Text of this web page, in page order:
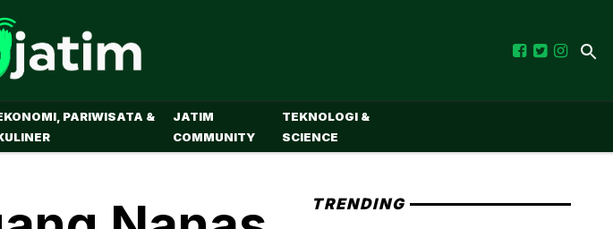
PARIWISATA &
JATIM
COMMUNITY
TEKNOLOGI &
SCIENCE
TRENDING